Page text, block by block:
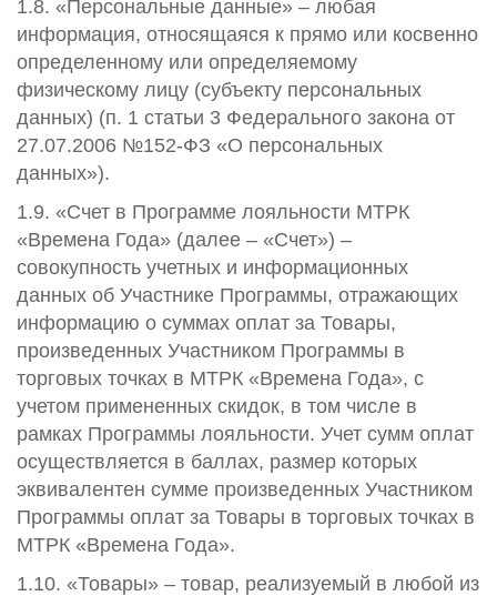
1.8. «Персональные данные» – любая
информация, относящаяся к прямо или косвенно
определенному или определяемому
физическому лицу (субъекту персональных
данных) (п. 1 статьи 3 Федерального закона от
27.07.2006 №152-ФЗ «О персональных
данных»).
1.9. «Счет в Программе лояльности МТРК
«Времена Года» (далее – «Счет») –
совокупность учетных и информационных
данных об Участнике Программы, отражающих
информацию о суммах оплат за Товары,
произведенных Участником Программы в
торговых точках в МТРК «Времена Года», с
учетом примененных скидок, в том числе в
рамках Программы лояльности. Учет сумм оплат
осуществляется в баллах, размер которых
эквивалентен сумме произведенных Участником
Программы оплат за Товары в торговых точках в
МТРК «Времена Года».
1.10. «Товары» – товар, реализуемый в любой из